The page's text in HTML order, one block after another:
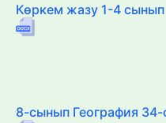
Көркем жазу 1-4 сынып
8-сынып География 34-